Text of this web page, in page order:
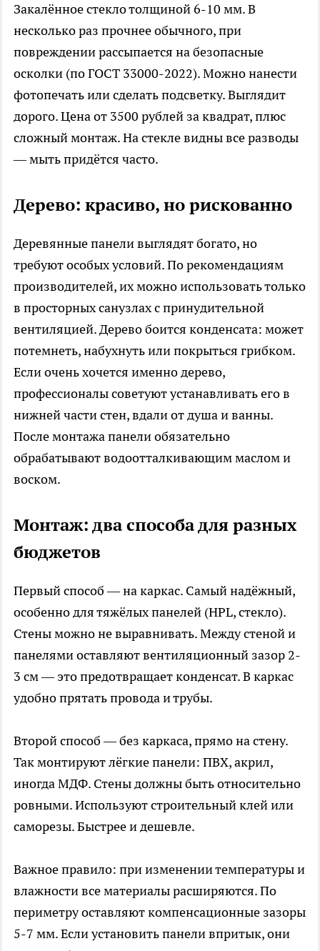
Закалённое стекло толщиной 6-10 мм. В
несколько раз прочнее обычного, при
повреждении рассыпается на безопасные
осколки (по ГОСТ 33000-2022). Можно нанести
фотопечать или сделать подсветку. Выглядит
дорого. Цена от 3500 рублей за квадрат, плюс
сложный монтаж. На стекле видны все разводы
— мыть придётся часто.
Дерево: красиво, но рискованно
Деревянные панели выглядят богато, но
требуют особых условий. По рекомендациям
производителей, их можно использовать только
в просторных санузлах с принудительной
вентиляцией. Дерево боится конденсата: может
потемнеть, набухнуть или покрыться грибком.
Если очень хочется именно дерево,
профессионалы советуют устанавливать его в
нижней части стен, вдали от душа и ванны.
После монтажа панели обязательно
обрабатывают водоотталкивающим маслом и
воском.
Монтаж: два способа для разных
бюджетов
Первый способ — на каркас. Самый надёжный,
особенно для тяжёлых панелей (HPL, стекло).
Стены можно не выравнивать. Между стеной и
панелями оставляют вентиляционный зазор 2-
3 см — это предотвращает конденсат. В каркас
удобно прятать провода и трубы.
Второй способ — без каркаса, прямо на стену.
Так монтируют лёгкие панели: ПВХ, акрил,
иногда МДФ. Стены должны быть относительно
ровными. Используют строительный клей или
саморезы. Быстрее и дешевле.
Важное правило: при изменении температуры и
влажности все материалы расширяются. По
периметру оставляют компенсационные зазоры
5-7 мм. Если установить панели впритык, они